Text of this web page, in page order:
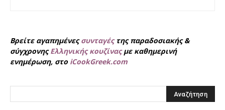
Βρείτε αγαπημένεςσυνταγέςτης παραδοσιακής &
σύγχρονηςΕλληνικής κουζίναςμε καθημερινή
ενημέρωση, στο iCookGreek.com